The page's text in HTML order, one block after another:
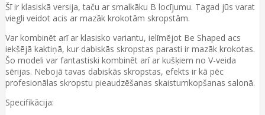
Šī ir klasiskā versija, taču ar smalkāku B locījumu. Tagad jūs varat
viegli veidot acis ar mazāk krokotām skropstām.
Var kombinēt arī ar klasisko variantu, ielīmējot Be Shaped acs
iekšējā kaktiņā, kur dabiskās skropstas parasti ir mazāk krokotas.
Šo modeli var fantastiski kombinēt arī ar kušķiem no V-veida
sērijas. Nebojā tavas dabiskās skropstas, efekts ir kā pēc
profesionālas skropstu pieaudzēšanas skaistumkopšanas salonā.
Specifikācija: